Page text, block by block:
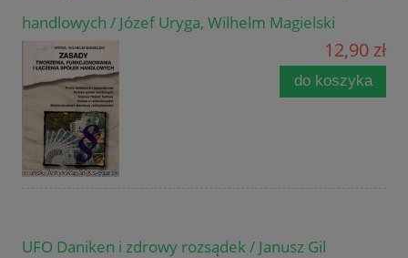
handlowych / Józef Uryga, Wilhelm Magielski
12,90 zł
do koszyka
UFO Daniken i zdrowy rozsądek / Janusz Gil